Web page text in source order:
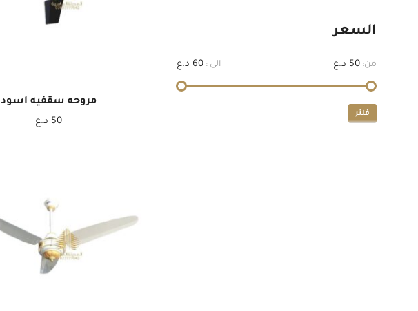
السعر
من: 50 د.ع الى : 60 د.ع
فلتر
مروحه سقفيه اسود
50 د.ع